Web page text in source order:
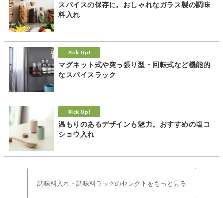
スパイスの保存に。おしゃれなガラス製の調味
料入れ
マグネット式や突っ張り型・回転式など機能的
なスパイスラック
温もりのあるデザインも魅力。おすすめの塩コ
ショウ入れ
調味料入れ・調味料ラックのセレクトをもっと見る